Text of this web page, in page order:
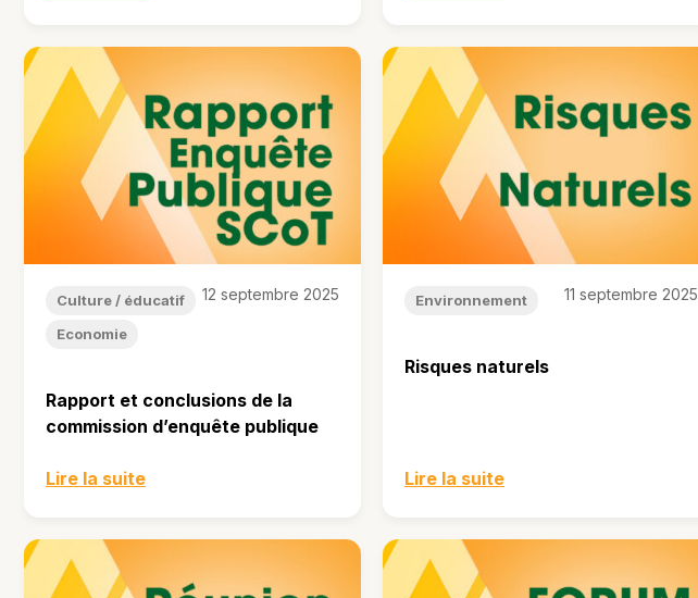
Culture / éducatif
Economie
12 septembre 2025
Rapport et conclusions de la
commission d’enquête publique
Lire la suite
Environnement 11 septembre 2025
Risques naturels
Lire la suite